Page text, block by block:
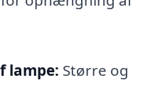
lampe: Større og